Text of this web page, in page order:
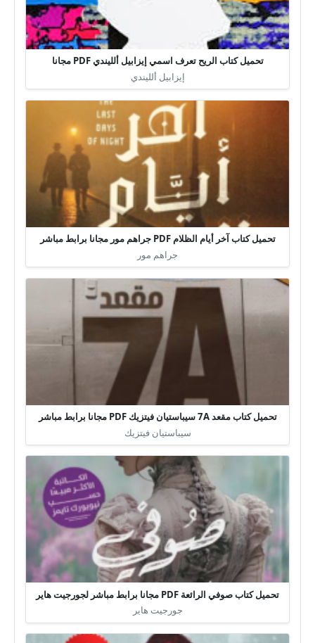
تحميل كتاب الريح تعرف اسمي إيزابيل ألليندي PDF مجانا
إيزابيل ألليندي
تحميل كتاب آخر أيام الظلام PDF جراهم مور مجانا برابط مباشر
جراهم مور
تحميل كتاب مقعد 7A سيباستيان فيتزيك PDF مجانا برابط مباشر
سيباستيان فيتزيك
تحميل كتاب صوفي الرائعة PDF مجانا برابط مباشر لجورجيت هاير
جورجيت هاير